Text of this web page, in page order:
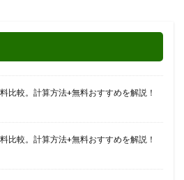
比較。計算方法+無料おすすめを解説！
比較。計算方法+無料おすすめを解説！